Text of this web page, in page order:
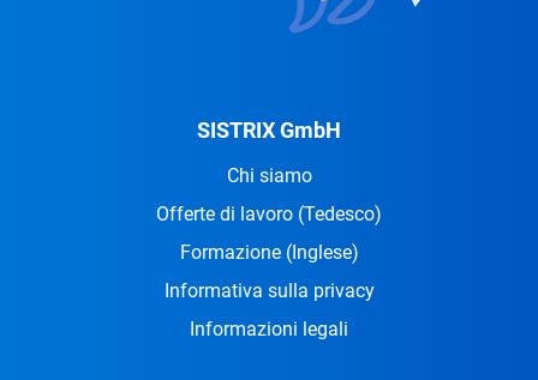
SISTRIX GmbH
Chi siamo
Offerte di lavoro (Tedesco)
Formazione (Inglese)
Informativa sulla privacy
Informazioni legali